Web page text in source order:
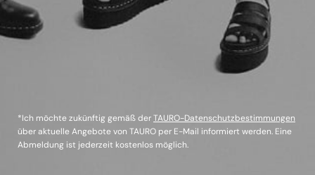
*Ich möchte zukünftig gemäß derTAURO-Datenschutzbestimmungen
über aktuelle Angebote von TAURO per E-Mail informiert werden. Eine
Abmeldung ist jederzeit kostenlos möglich.